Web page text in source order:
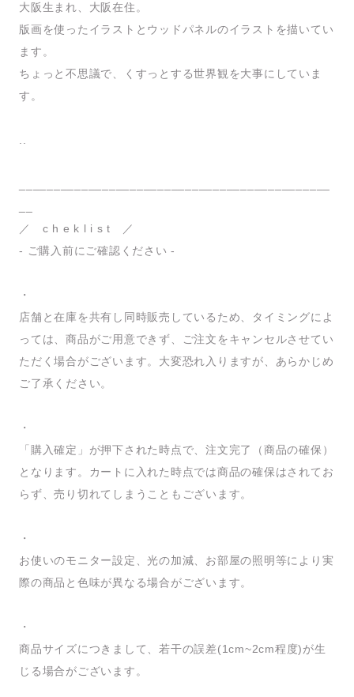
大阪生まれ、大阪在住。
版画を使ったイラストとウッドパネルのイラストを描いてい
ます。
ちょっと不思議で、くすっとする世界観を大事にしていま
す。
／ c h e k l i s t ／
- ご購入前にご確認ください -
・
店舗と在庫を共有し同時販売しているため、タイミングによ
っては、商品がご用意できず、ご注文をキャンセルさせてい
ただく場合がございます。大変恐れ入りますが、あらかじめ
ご了承ください。
・
「購入確定」が押下された時点で、注文完了（商品の確保）
となります。カートに入れた時点では商品の確保はされてお
らず、売り切れてしまうこともございます。
・
お使いのモニター設定、光の加減、お部屋の照明等により実
際の商品と色味が異なる場合がございます。
・
商品サイズにつきまして、若干の誤差(1cm~2cm程度)が生
じる場合がございます。